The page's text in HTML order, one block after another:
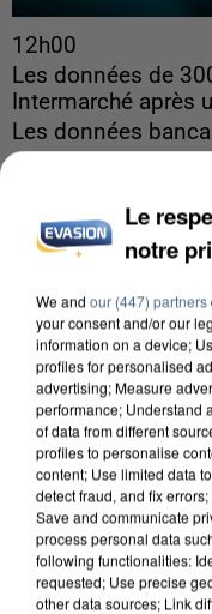
12h00
Les données de
Intermarché après
Les données
8h00
Le
notre
We and our (447) partners
your consent and/or our
information on a device;
profiles for personalised
advertising; Measure
performance; Understand
of data from different
profiles to personalise
content; Use limited data
detect fraud, and fix
Save and communicate
process personal data
following functionalities:
requested; Use precise
other data sources; Link